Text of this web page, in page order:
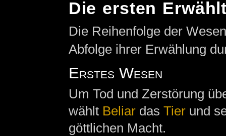
Die ersten
Die Reihenfolge der
Abfolge ihrer Erwählung
Erstes Wesen
Um Tod und Zerstörung
wählt Beliardas Tierund
göttlichen Macht.